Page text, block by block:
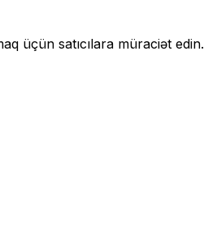
üçün satıcılara müraciət edin.